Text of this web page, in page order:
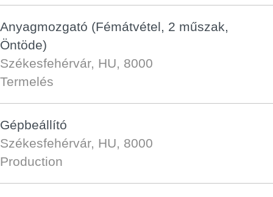
Anyagmozgató (Fémátvétel, 2 műszak,
Öntöde)
Székesfehérvár, HU, 8000
Termelés
Gépbeállító
Székesfehérvár, HU, 8000
Production